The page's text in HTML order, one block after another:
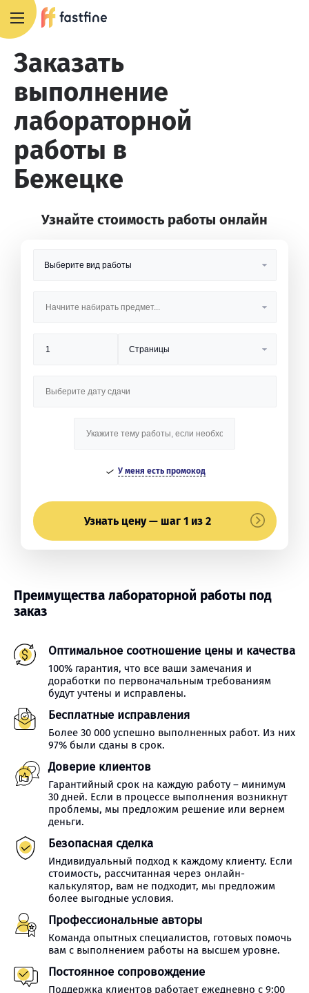
Заказать
выполнение
лабораторной
работы в
Бежецке
Узнайте стоимость работы онлайн
У меня есть промокод
Узнать цену — шаг 1 из 2
Преимущества лабораторной работы под
заказ
Оптимальное соотношение цены и качества
100% гарантия, что все ваши замечания и
доработки по первоначальным требованиям
будут учтены и исправлены.
Бесплатные исправления
Более 30 000 успешно выполненных работ. Из них
97% были сданы в срок.
Доверие клиентов
Гарантийный срок на каждую работу – минимум
30 дней. Если в процессе выполнения возникнут
проблемы, мы предложим решение или вернем
деньги.
Безопасная сделка
Индивидуальный подход к каждому клиенту. Если
стоимость, рассчитанная через онлайн-
калькулятор, вам не подходит, мы предложим
более выгодные условия.
Профессиональные авторы
Команда опытных специалистов, готовых помочь
вам с выполнением работы на высшем уровне.
Постоянное сопровождение
Поддержка клиентов работает ежедневно с 9:00